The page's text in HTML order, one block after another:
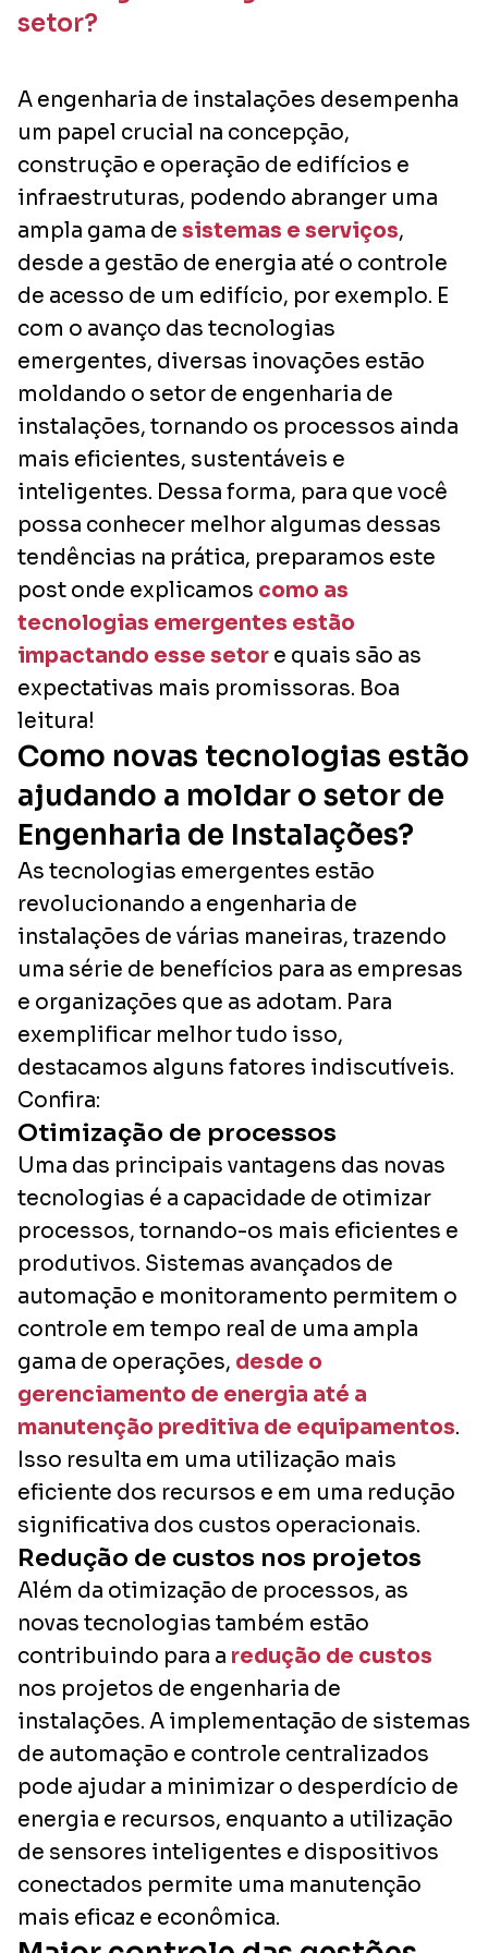
setor?
A engenharia de instalações desempenha
um papel crucial na concepção,
construção e operação de edifícios e
infraestruturas, podendo abranger uma
ampla gama de sistemas e serviços,
desde a gestão de energia até o controle
de acesso de um edifício, por exemplo. E
com o avanço das tecnologias
emergentes, diversas inovações estão
moldando o setor de engenharia de
instalações, tornando os processos ainda
mais eficientes, sustentáveis e
inteligentes. Dessa forma, para que você
possa conhecer melhor algumas dessas
tendências na prática, preparamos este
post onde explicamos como as
tecnologias emergentes estão
impactando esse setor e quais são as
expectativas mais promissoras. Boa
leitura!
Como novas tecnologias estão
ajudando a moldar o setor de
Engenharia de Instalações?
As tecnologias emergentes estão
revolucionando a engenharia de
instalações de várias maneiras, trazendo
uma série de benefícios para as empresas
e organizações que as adotam. Para
exemplificar melhor tudo isso,
destacamos alguns fatores indiscutíveis.
Confira:
Otimização de processos
Uma das principais vantagens das novas
tecnologias é a capacidade de otimizar
processos, tornando-os mais eficientes e
produtivos. Sistemas avançados de
automação e monitoramento permitem o
controle em tempo real de uma ampla
gama de operações, desde o
gerenciamento de energia até a
manutenção preditiva de equipamentos.
Isso resulta em uma utilização mais
eficiente dos recursos e em uma redução
significativa dos custos operacionais.
Redução de custos nos projetos
Além da otimização de processos, as
novas tecnologias também estão
contribuindo para a redução de custos
nos projetos de engenharia de
instalações. A implementação de sistemas
de automação e controle centralizados
pode ajudar a minimizar o desperdício de
energia e recursos, enquanto a utilização
de sensores inteligentes e dispositivos
conectados permite uma manutenção
mais eficaz e econômica.